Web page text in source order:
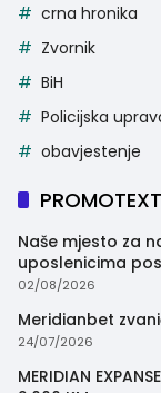
crna hronika
Zvornik
BiH
Policijska
obavjestenje
PROMOTEXT
Naše mjesto za
uposlenicima
trenutak
02/08/2026
Meridianbet
24/07/2026
MERIDIAN